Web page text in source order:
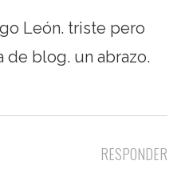
León. triste pero
de blog. un abrazo.
RESPONDER